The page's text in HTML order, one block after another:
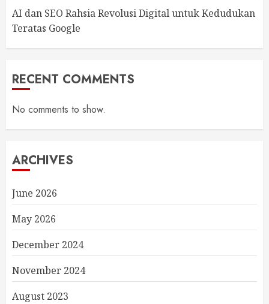
AI dan SEO Rahsia Revolusi Digital untuk Kedudukan
Teratas Google
RECENT COMMENTS
No comments to show.
ARCHIVES
June 2026
May 2026
December 2024
November 2024
August 2023